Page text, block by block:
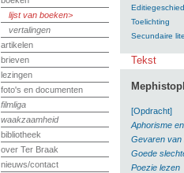
lijst van boeken
vertalingen
artikelen
brieven
lezingen
foto's en documenten
filmliga
waakzaamheid
bibliotheek
over Ter Braak
nieuws/contact
Toelichting
Secundaire
Tekst
[Opdracht]
Aphorisme
Gevaren van
Goede
Poezie lezen